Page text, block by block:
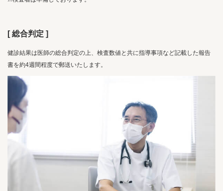
[ 総合判定 ]
健診結果は医師の総合判定の上、検査数値と共に指導事項など記載した報告
書を約4週間程度で郵送いたします。